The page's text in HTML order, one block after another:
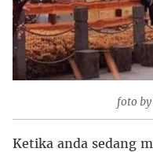
foto
Ketika anda sedang